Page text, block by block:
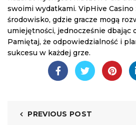
swoimi wydatkami. VipHive
środowisko, gdzie gracze mogą
umiejętności, jednocześnie dbając
Pamiętaj, że odpowiedzialność i
sukcesu w każdej grze.
PREVIOUS POST